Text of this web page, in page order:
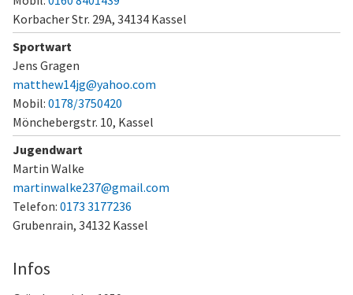
Korbacher Str. 29A, 34134 Kassel
Sportwart
Jens Gragen
matthew14jg@yahoo.com
Mobil: 0178/3750420
Mönchebergstr. 10, Kassel
Jugendwart
Martin Walke
martinwalke237@gmail.com
Telefon: 0173 3177236
Grubenrain, 34132 Kassel
Infos